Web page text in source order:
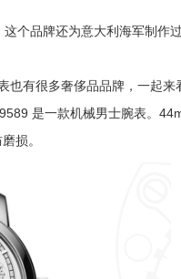
个品牌还为意大利海军制作
有很多奢侈品品牌，一起来
是一款机械男士腕表。
损。